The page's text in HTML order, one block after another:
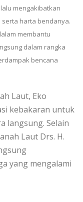
mengakibatkan
serta harta bendanya.
membantu
dalam rangka
bencana
Laut, Eko
kebakaran untuk
langsung. Selain
Laut Drs. H.
yang mengalami